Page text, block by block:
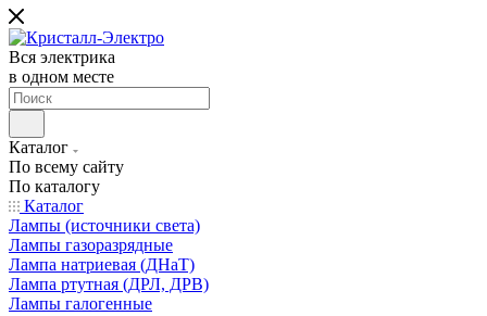
Вся электрика
в одном месте
Каталог
По всему сайту
По каталогу
Каталог
Лампы (источники света)
Лампы газоразрядные
Лампа натриевая (ДНаТ)
Лампа ртутная (ДРЛ, ДРВ)
Лампы галогенные